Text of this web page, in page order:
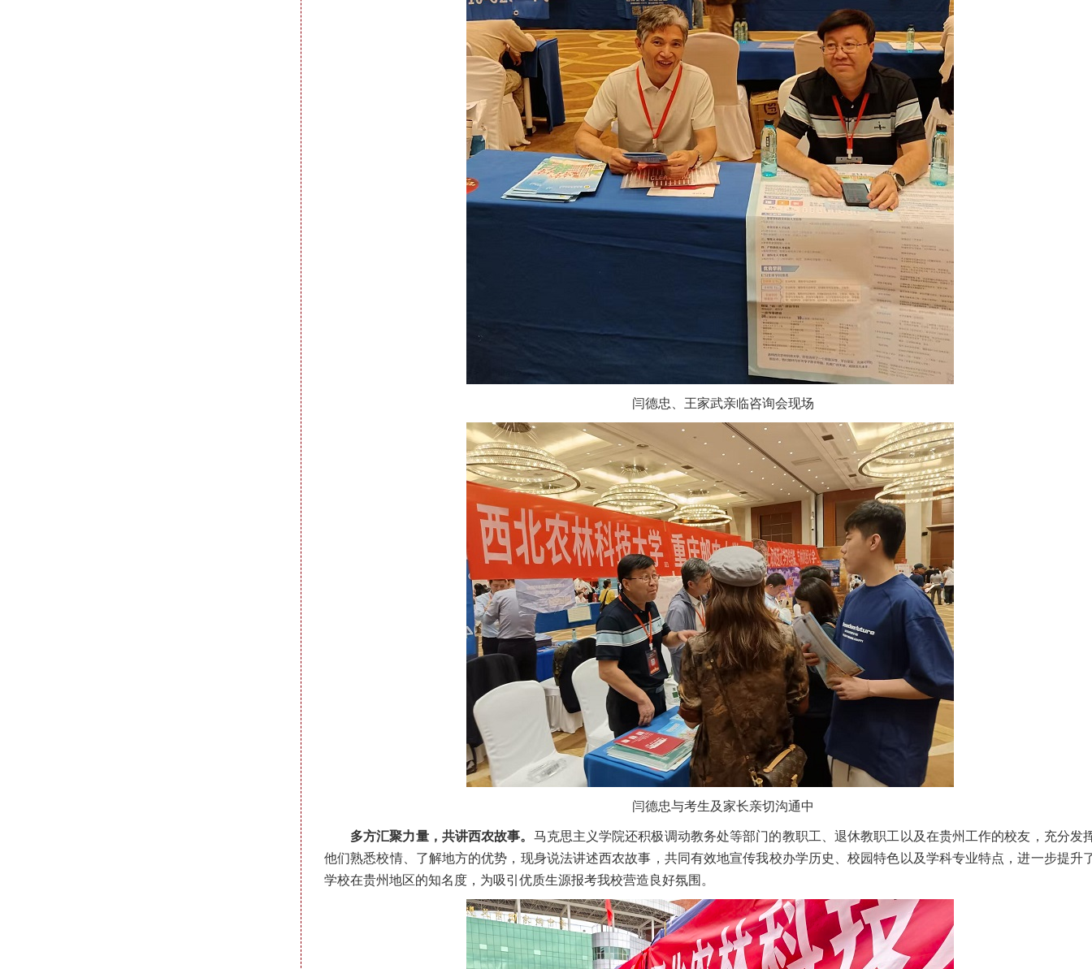
闫德忠、王家武亲临咨询会现场
闫德忠与考生及家长亲切沟通中
多方汇聚力量，共讲西农故事。 马克思主义学院还积极调动教务处等部门的教职工、退休教职工以及在贵州工作的校友，充分发
他们熟悉校情、了解地方的优势，现身说法讲述西农故事，共同有效地宣传我校办学历史、校园特色以及学科专业特点，进一步提升
学校在贵州地区的知名度，为吸引优质生源报考我校营造良好氛围。